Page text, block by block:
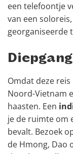
een telefoontje
van een
georganiseerde
Omdat deze
Noord-Vietnam
haasten. Een
je de ruimte om
bevalt. Bezoek
de Hmong, Dao